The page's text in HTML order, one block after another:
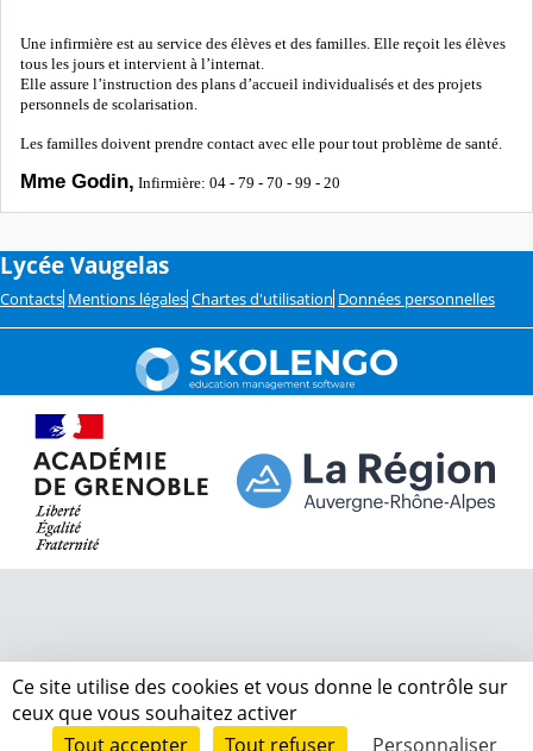
Une infirmière est au service des élèves et des familles. Elle reçoit les élèves
tous les jours et intervient à l’internat.
Elle assure l’instruction des plans d’accueil individualisés et des projets
personnels de scolarisation.
Les familles doivent prendre contact avec elle pour tout problème de santé.
Mme Godin, Infirmière: 04 - 79 - 70 - 99 - 20
Lycée Vaugelas
Contacts Mentions légales Chartes d'utilisation Données personnelles
Ce site utilise des cookies et vous donne le contrôle sur
ceux que vous souhaitez activer
Tout accepter
Tout refuser Personnaliser